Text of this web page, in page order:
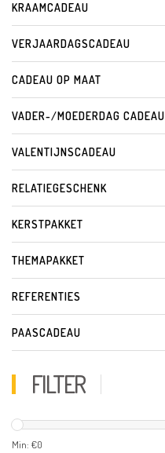
KRAAMCADEAU
VERJAARDAGSCADEAU
CADEAU OP MAAT
VADER-/MOEDERDAG CADEAU
VALENTIJNSCADEAU
RELATIEGESCHENK
KERSTPAKKET
THEMAPAKKET
REFERENTIES
PAASCADEAU
FILTER
Min: €0